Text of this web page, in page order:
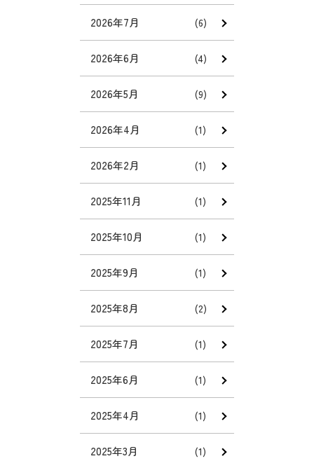
2026年7月 (6)
2026年6月 (4)
2026年5月 (9)
2026年4月 (1)
2026年2月 (1)
2025年11月 (1)
2025年10月 (1)
2025年9月 (1)
2025年8月 (2)
2025年7月 (1)
2025年6月 (1)
2025年4月 (1)
2025年3月 (1)